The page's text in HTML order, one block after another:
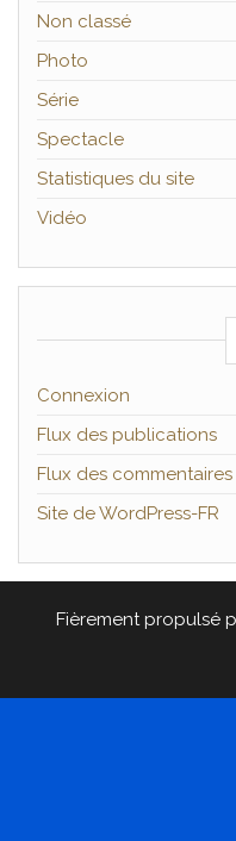
Non classé
Photo
Série
Spectacle
Statistiques du site
Vidéo
Connexion
Flux des publications
Flux des commentaires
Site de WordPress-FR
Fièrement propulsé